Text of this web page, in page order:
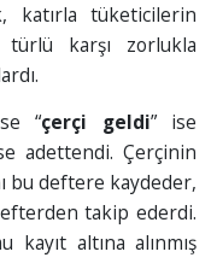
katırla tüketicilerin
türlü karşı zorlukla
“çerçi geldi” ise
adettendi. Çerçinin
bu deftere kaydeder,
takip ederdi.
kayıt altına alınmış